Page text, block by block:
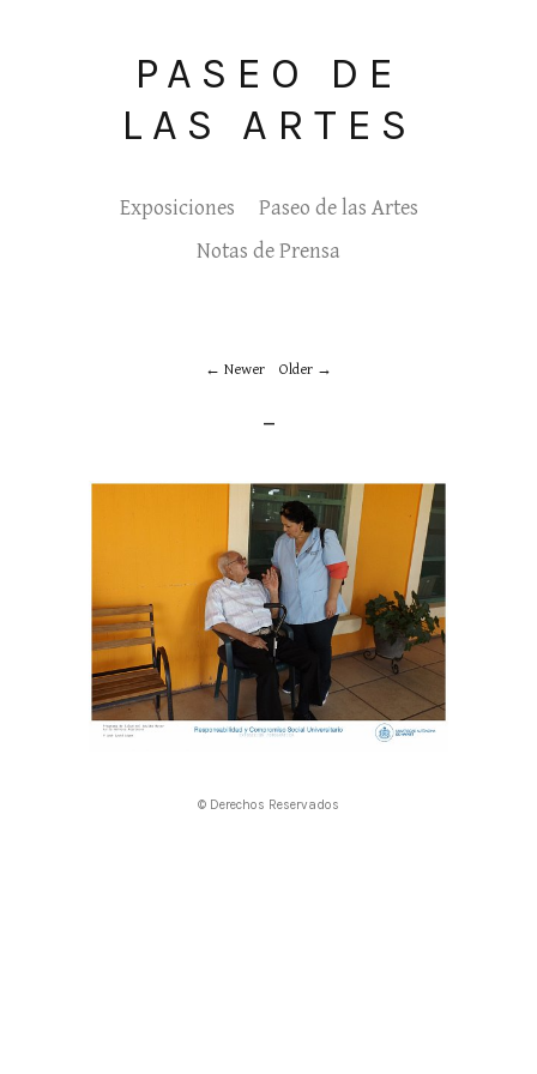
PASEO DE
LAS ARTES
Exposiciones
Paseo de las Artes
Notas de Prensa
Newer Older
_
© Derechos Reservados